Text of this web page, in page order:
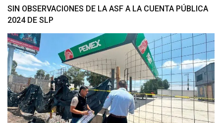
SIN OBSERVACIONES DE LA ASF A LA CUENTA PÚBLICA
2024 DE SLP